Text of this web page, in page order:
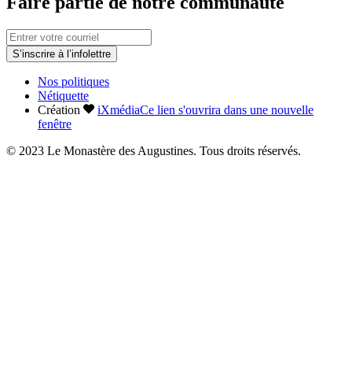
S’inscrire à l’infolettre
Nos politiques
Nétiquette
Création
iXmédiaCe lien s'ouvrira dans une nouvelle
fenêtre
© 2023 Le Monastère des Augustines. Tous droits réservés.